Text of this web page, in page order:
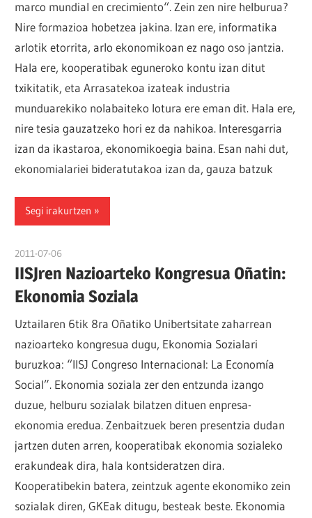
marco mundial en crecimiento“. Zein zen nire helburua?
Nire formazioa hobetzea jakina. Izan ere, informatika
arlotik etorrita, arlo ekonomikoan ez nago oso jantzia.
Hala ere, kooperatibak eguneroko kontu izan ditut
txikitatik, eta Arrasatekoa izateak industria
munduarekiko nolabaiteko lotura ere eman dit. Hala ere,
nire tesia gauzatzeko hori ez da nahikoa. Interesgarria
izan da ikastaroa, ekonomikoegia baina. Esan nahi dut,
ekonomialariei bideratutakoa izan da, gauza batzuk
Segi irakurtzen
2011-07-06
IISJren Nazioarteko Kongresua Oñatin:
Ekonomia Soziala
Uztailaren 6tik 8ra Oñatiko Unibertsitate zaharrean
nazioarteko kongresua dugu, Ekonomia Sozialari
buruzkoa: “IISJ Congreso Internacional: La Economía
Social”. Ekonomia soziala zer den entzunda izango
duzue, helburu sozialak bilatzen dituen enpresa-
ekonomia eredua. Zenbaitzuek beren presentzia dudan
jartzen duten arren, kooperatibak ekonomia sozialeko
erakundeak dira, hala kontsideratzen dira.
Kooperatibekin batera, zeintzuk agente ekonomiko zein
sozialak diren, GKEak ditugu, besteak beste. Ekonomia